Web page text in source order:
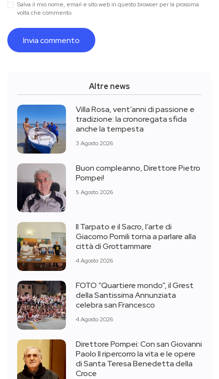
Salva il mio nome, email e sito web in questo browser per la prossima
volta che commento.
Altre news
Villa Rosa, vent’anni di passione e
tradizione: la cronoregata sfida
anche la tempesta
3 Agosto 2026
Buon compleanno, Direttore Pietro
Pompei!
5 Agosto 2026
Il Tarpato e il Sacro, l’arte di
Giacomo Pomili torna a parlare alla
città di Grottammare
4 Agosto 2026
FOTO “Quartiere mondo”, il Grest
della Santissima Annunziata
celebra san Francesco
4 Agosto 2026
Direttore Pompei: Con san Giovanni
Paolo II ripercorro la vita e le opere
di Santa Teresa Benedetta della
Croce